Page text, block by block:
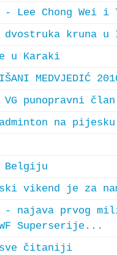
Lee Chong Wei i
dvostruka kruna
u Karaki
MEDVJEDIĆ
VG punopravni
na pijesku
Belgiju
vikend je za
- najava prvog
Superserije...
sve čitaniji